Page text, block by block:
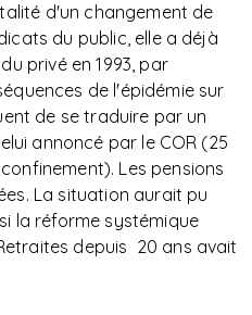
d'un changement de
du public, elle a déjà
privé en 1993, par
de l'épidémie sur
de se traduire par un
annoncé par le COR (25
Les pensions
La situation aurait pu
la réforme systémique
depuis 20 ans avait